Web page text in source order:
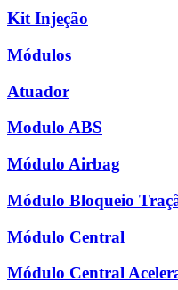
Kit Injeção
Módulos
Atuador
Modulo ABS
Módulo Airbag
Módulo Bloqueio
Módulo Central
Módulo Central